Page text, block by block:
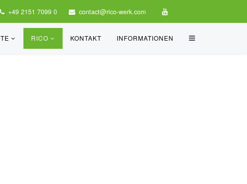
+49 2151 7099 0 contact@rico-werk.com
RICO KONTAKT INFORMATIONEN